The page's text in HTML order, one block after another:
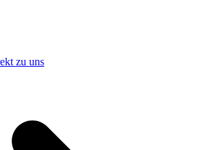
zu uns